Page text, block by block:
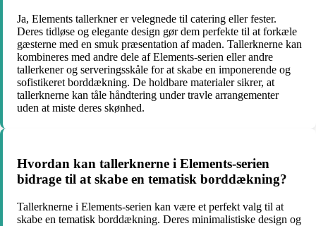
Ja, Elements tallerkner er velegnede til catering eller fester.
Deres tidløse og elegante design gør dem perfekte til at forkæle
gæsterne med en smuk præsentation af maden. Tallerknerne kan
kombineres med andre dele af Elements-serien eller andre
tallerkener og serveringsskåle for at skabe en imponerende og
sofistikeret borddækning. De holdbare materialer sikrer, at
tallerknerne kan tåle håndtering under travle arrangementer
uden at miste deres skønhed.
Hvordan kan tallerknerne i Elements-serien
bidrage til at skabe en tematisk borddækning?
Tallerknerne i Elements-serien kan være et perfekt valg til at
skabe en tematisk borddækning. Deres minimalistiske design og